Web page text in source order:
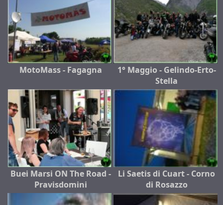
MotoMass - Fagagna
1° Maggio - Gelindo-Erto-
Stella
Buei Marsi ON The Road -
Pravisdomini
Li Saetis di Cuart - Corno
di Rosazzo